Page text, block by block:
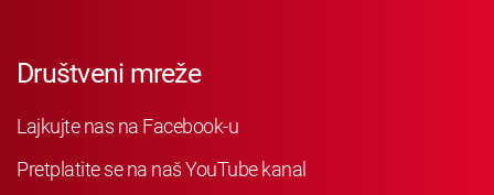
Društveni mreže
Lajkujte nas na Facebook-u
Pretplatite se na naš YouTube kanal